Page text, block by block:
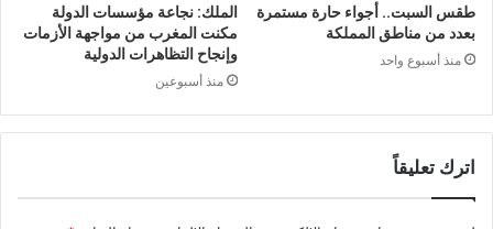
طقس السبت.. أجواء حارة مستمرة
بعدد من مناطق المملكة
منذ أسبوع واحد
الملك: نجاعة مؤسسات الدولة
مكنت المغرب من مواجهة الأزمات
وإنجاح التظاهرات الدولية
منذ أسبوعين
اترك تعليقاً